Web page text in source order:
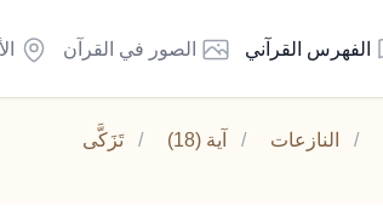
الفهرس القرآني الصور في القرآن
/ النازعات / آية (18) / تَزَكَّى